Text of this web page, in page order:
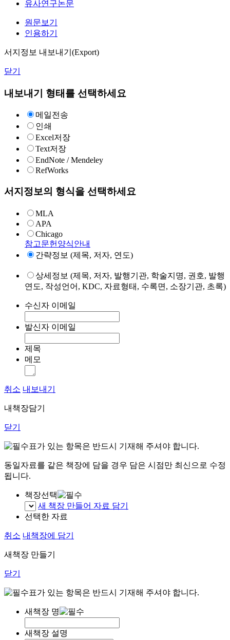
유사연구논문
원문보기
인용하기
서지정보 내보내기(Export)
닫기
내보내기 형태를 선택하세요
메일전송
인쇄
Excel저장
Text저장
EndNote / Mendeley
RefWorks
서지정보의 형식을 선택하세요
MLA
APA
Chicago
참고문헌양식안내
간략정보 (제목, 저자, 연도)
상세정보 (제목, 저자, 발행기관, 학술지명, 권호, 발행
연도, 작성언어, KDC, 자료형태, 수록면, 소장기관, 초록)
수신자 이메일
발신자 이메일
제목
메모
취소 내보내기
내책장담기
닫기
표가 있는 항목은 반드시 기재해 주셔야 합니다.
동일자료를 같은 책장에 담을 경우 담은 시점만 최신으로 수정
됩니다.
책장선택
새 책장 만들어 자료 담기
선택한 자료
취소 내책장에 담기
새책장 만들기
닫기
표가 있는 항목은 반드시 기재해 주셔야 합니다.
새책장 명
새책장 설명